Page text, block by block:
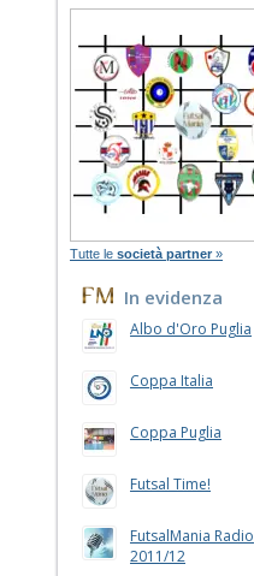
Tutte le società partner »
In evidenza
Albo d'Oro Puglia
Coppa Italia
Coppa Puglia
Futsal Time!
FutsalMania Radio
2011/12